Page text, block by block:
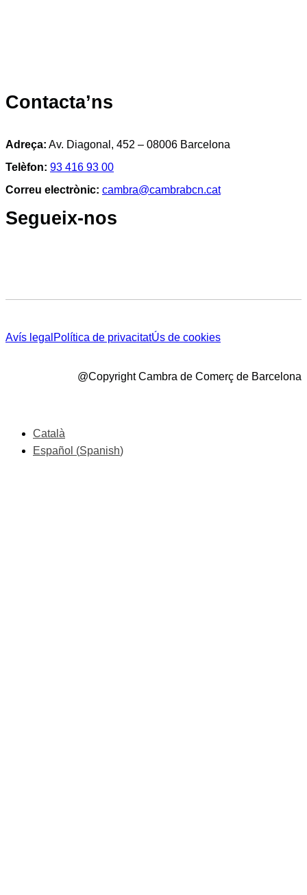
Contacta’ns
Adreça: Av. Diagonal, 452 – 08006 Barcelona
Telèfon: 93 416 93 00
Correu electrònic: cambra@cambrabcn.cat
Segueix-nos
Avís legal Política de privacitatÚs de cookies
@Copyright Cambra de Comerç de Barcelona
Català
Español (Spanish)